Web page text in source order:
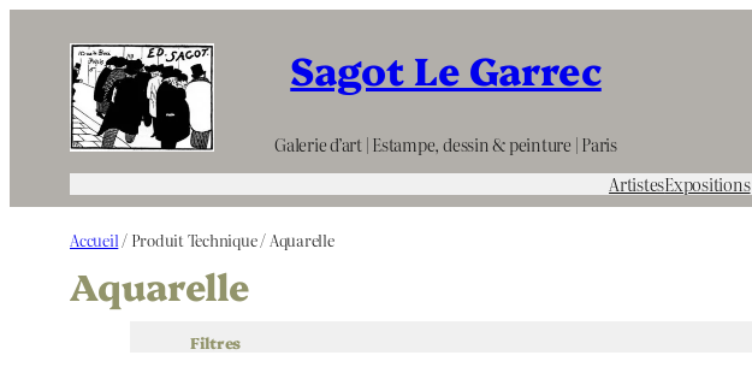
contenu
Sagot Le Garrec
Galerie d’art | Estampe, dessin & peinture | Paris
ArtistesExpositions
Accueil / Produit Technique / Aquarelle
Aquarelle
Filtres